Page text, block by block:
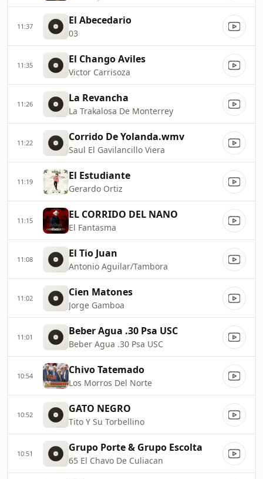
11:37 El Abecedario
03
11:35 El Chango Aviles
Victor Carrisoza
11:26 La Revancha
La Trakalosa De Monterrey
11:22 Corrido De Yolanda.wmv
Saul El Gavilancillo Viera
11:19 El Estudiante
Gerardo Ortiz
11:15 EL CORRIDO DEL NANO
El Fantasma
11:08 El Tio Juan
Antonio Aguilar/Tambora
11:02 Cien Matones
Jorge Gamboa
11:01 Beber Agua .30 Psa USC
Beber Agua .30 Psa USC
10:54 Chivo Tatemado
Los Morros Del Norte
10:52 GATO NEGRO
Tito Y Su Torbellino
10:51 Grupo Porte & Grupo Escolta
65 El Chavo De Culiacan